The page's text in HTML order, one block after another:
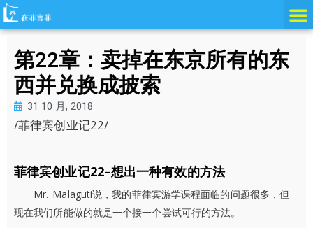
跳
至
第22章：卖掉在东京所有的东
西并兑换成披索
31 10 月, 2018
/菲律宾创业记22/
菲律宾创业记22–想出一种有效的方法
Mr. Malaguti说，我的菲律宾游学课程面临的问题很多，但
现在我们所能做的就是一个接一个尝试可行的方法。